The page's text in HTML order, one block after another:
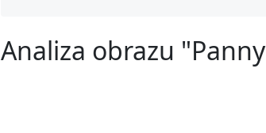
Analiza obrazu